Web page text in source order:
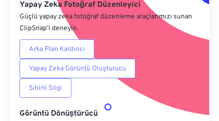
Url'den
Yapay Zeka Fotoğraf Düzenleyici
Güçlü yapay zeka fotoğraf düzenleme araçlarımızı sunan
ClipSnap’i deneyin.
Arka Plan Kaldırıcı
Yapay Zeka Görüntü Oluşturucu
Sihirli Silgi
Görüntü Dönüştürücü